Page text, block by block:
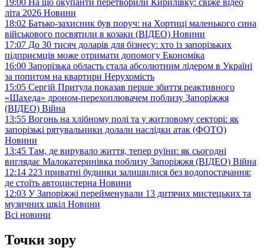
літа 2026 Новини
18:02 Батько-захисник був поруч: на Хортиці маленького сина
військового посвятили в козаки (ВІДЕО) Новини
17:07 До 30 тисяч доларів для бізнесу: хто із запорізьких
підприємців може отримати допомогу Економіка
16:00 Запорізька область стала абсолютним лідером в Україні
за попитом на квартири Нерухомість
15:05 Сергій Притула показав перше збиття реактивного
«Шахеда» дроном-перехоплювачем поблизу Запоріжжя
(ВІДЕО) Війна
13:55 Вогонь на хлібному полі та у житловому секторі: як
запорізькі рятувальники долали наслідки атак (ФОТО)
Новини
13:45 Там, де вирувало життя, тепер руїни: як сьогодні
виглядає Малокатеринівка поблизу Запоріжжя (ВІДЕО) Війна
12:14 223 приватні будинки залишилися без водопостачання:
де стоїть автоцистерна Новини
12:03 У Запоріжжі перейменували 13 дитячих мистецьких та
музичних шкіл Новини
Всі новини
Точки зору